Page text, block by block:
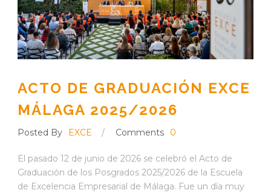
ACTO DE GRADUACIÓN EXCE
MÁLAGA 2025/2026
Posted By EXCE / Comments 0
El pasado 12 de junio de 2026 se celebró el Acto de
Graduación de los Posgrados 2025/2026 de la Escuela
de Excelencia Empresarial de Málaga. Fue un día muy